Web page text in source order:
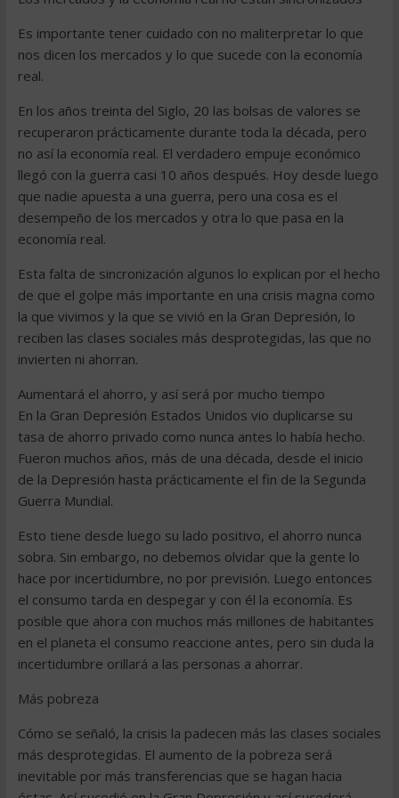
Es importante tener cuidado con no maliterpretar lo que
nos dicen los mercados y lo que sucede con la economía
real.
En los años treinta del Siglo, 20 las bolsas de valores se
recuperaron prácticamente durante toda la década, pero
no así la economía real. El verdadero empuje económico
llegó con la guerra casi 10 años después. Hoy desde luego
que nadie apuesta a una guerra, pero una cosa es el
desempeño de los mercados y otra lo que pasa en la
economía real.
Esta falta de sincronización algunos lo explican por el hecho
de que el golpe más importante en una crisis magna como
la que vivimos y la que se vivió en la Gran Depresión, lo
reciben las clases sociales más desprotegidas, las que no
invierten ni ahorran.
Aumentará el ahorro, y así será por mucho tiempo
En la Gran Depresión Estados Unidos vio duplicarse su
tasa de ahorro privado como nunca antes lo había hecho.
Fueron muchos años, más de una década, desde el inicio
de la Depresión hasta prácticamente el fin de la Segunda
Guerra Mundial.
Esto tiene desde luego su lado positivo, el ahorro nunca
sobra. Sin embargo, no debemos olvidar que la gente lo
hace por incertidumbre, no por previsión. Luego entonces
el consumo tarda en despegar y con él la economía. Es
posible que ahora con muchos más millones de habitantes
en el planeta el consumo reaccione antes, pero sin duda la
incertidumbre orillará a las personas a ahorrar.
Más pobreza
Cómo se señaló, la crisis la padecen más las clases sociales
más desprotegidas. El aumento de la pobreza será
inevitable por más transferencias que se hagan hacia